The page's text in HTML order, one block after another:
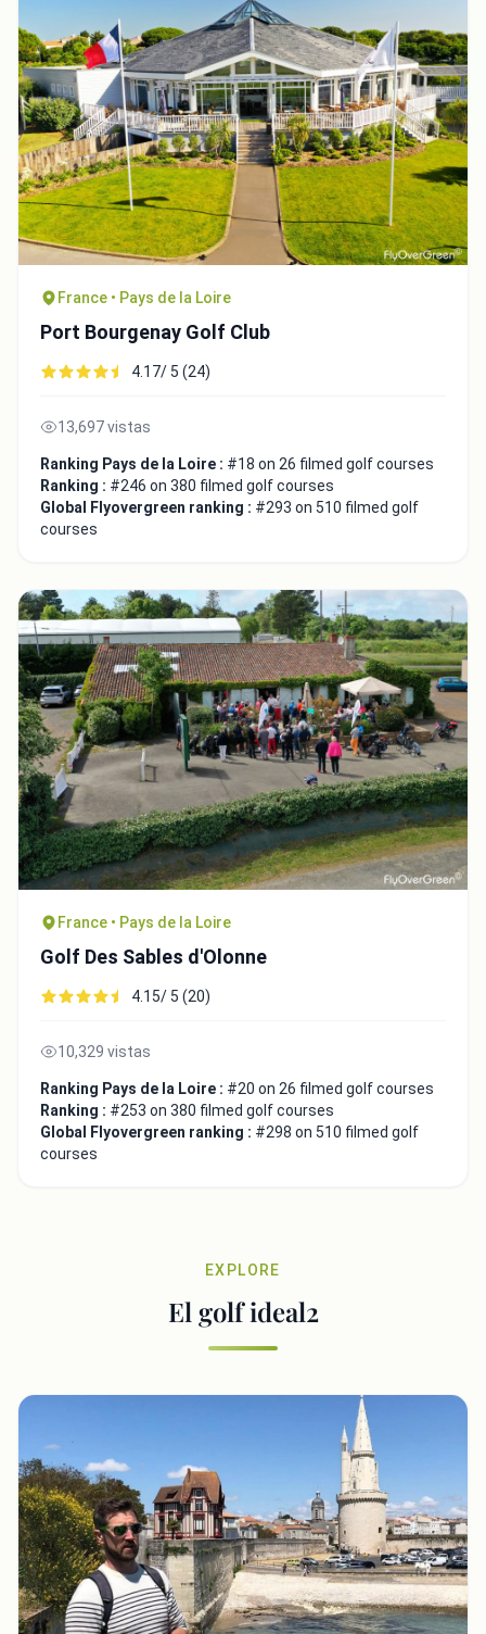
France • Pays de la Loire
Port Bourgenay Golf Club
4.17/ 5 (24)
13,697 vistas
Ranking Pays de la Loire : #18 on 26 filmed golf courses
Ranking : #246 on 380 filmed golf courses
Global Flyovergreen ranking : #293 on 510 filmed golf
courses
France • Pays de la Loire
Golf Des Sables d'Olonne
4.15/ 5 (20)
10,329 vistas
Ranking Pays de la Loire : #20 on 26 filmed golf courses
Ranking : #253 on 380 filmed golf courses
Global Flyovergreen ranking : #298 on 510 filmed golf
courses
EXPLORE
El golf ideal2